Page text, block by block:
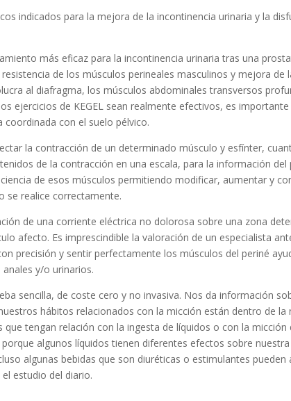
indicados para la mejora de la incontinencia urinaria y la
más eficaz para la incontinencia urinaria tras una
de los músculos perineales masculinos y mejora de
al diafragma, los músculos abdominales transversos
ejercicios de KEGEL sean realmente efectivos, es
coordinada con el suelo pélvico.
la contracción de un determinado músculo y esfínter,
de la contracción en una escala, para la información del
de esos músculos permitiendo modificar, aumentar y
se realice correctamente.
de una corriente eléctrica no dolorosa sobre una zona
afecto. Es imprescindible la valoración de un especialista
precisión y sentir perfectamente los músculos del periné
y/o urinarios.
sencilla, de coste cero y no invasiva. Nos da información
hábitos relacionados con la micción están dentro de la
tengan relación con la ingesta de líquidos o con la micción
algunos líquidos tienen diferentes efectos sobre nuestra
algunas bebidas que son diuréticas o estimulantes pueden
estudio del diario.